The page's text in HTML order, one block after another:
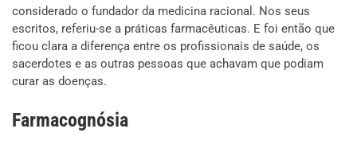
considerado o fundador da medicina racional. Nos seus
escritos, referiu-se a práticas farmacêuticas. E foi então que
ficou clara a diferença entre os profissionais de saúde, os
sacerdotes e as outras pessoas que achavam que podiam
curar as doenças.
Farmacognósia